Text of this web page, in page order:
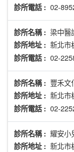
診所電話 : 02-
診所名稱 : 梁中醫
診所地址 : 新北市
診所電話 : 02-
診所名稱 : 豐禾文
診所地址 : 新北市
診所電話 : 02-
診所名稱 : 耀安小
診所地址 : 新北市